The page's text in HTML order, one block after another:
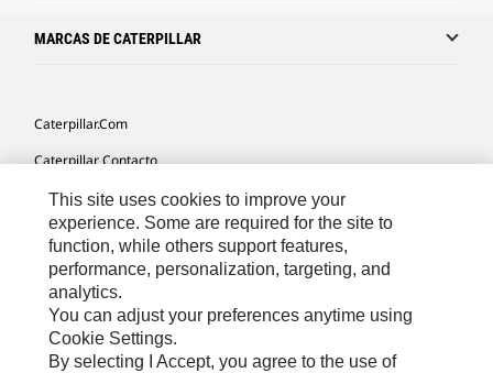
MARCAS DE CATERPILLAR
Caterpillar.com
Caterpillar Contacto
Mis Preferencias De Marketing
Site Map
Cookie Settings
Legal
Privacy
This site uses cookies to improve your
experience. Some are required for the site to
function, while others support features,
performance, personalization, targeting, and
analytics.
You can adjust your preferences anytime using
Cookie Settings.
By selecting I Accept, you agree to the use of